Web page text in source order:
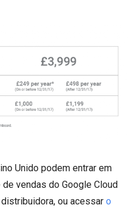
Unido podem entrar em
vendas do Google Cloud
ou acessar o